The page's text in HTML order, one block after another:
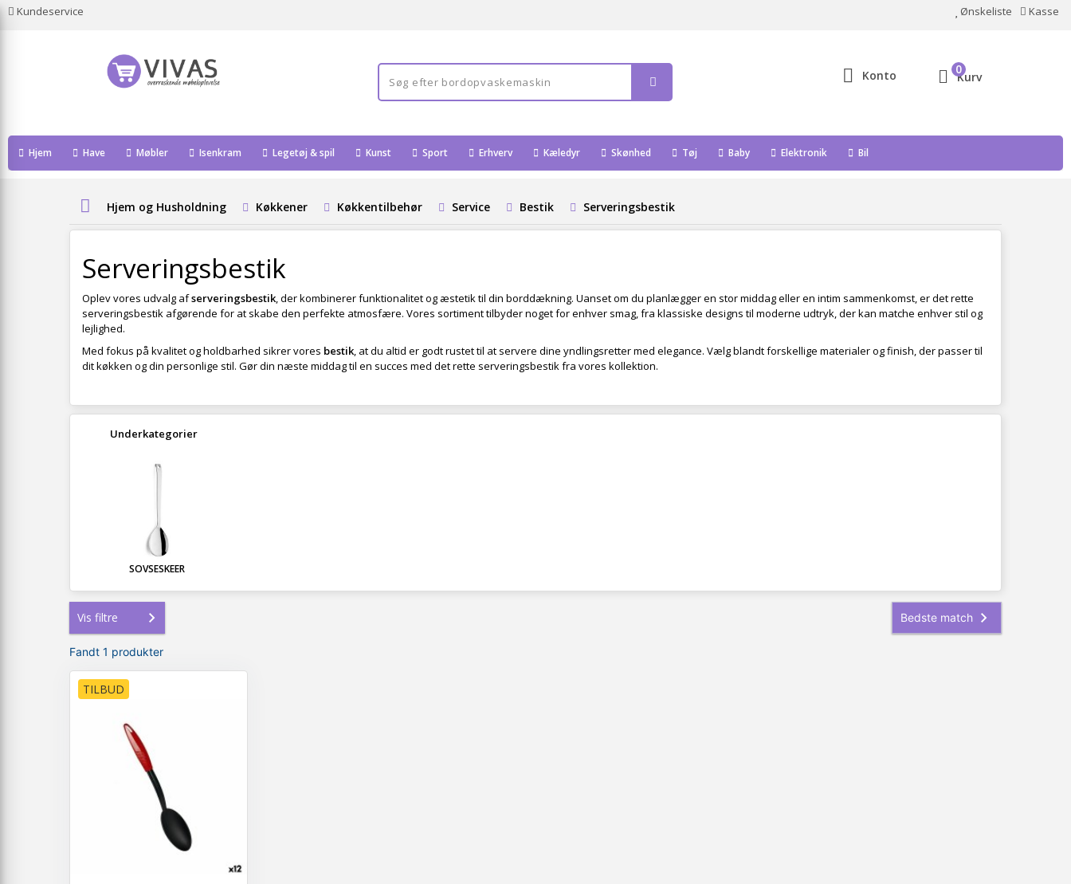
Kundeservice Ønskeliste Kasse
Konto Kurv
0
Hjem Have Møbler Isenkram Legetøj & spil Kunst Sport Erhverv Kæledyr Skønhed Tøj Baby Elektronik Bil
Hjem og Husholdning Køkkener Køkkentilbehør Service Bestik Serveringsbestik
Serveringsbestik
Oplev vores udvalg afserveringsbestik, der kombinerer funktionalitet og æstetik til din borddækning. Uanset om du planlægger en stor middag eller en intim sammenkomst, er det rette
serveringsbestik afgørende for at skabe den perfekte atmosfære. Vores sortiment tilbyder noget for enhver smag, fra klassiske designs til moderne udtryk, der kan matche enhver stil og
lejlighed.
Med fokus på kvalitet og holdbarhed sikrer vores bestik, at du altid er godt rustet til at servere dine yndlingsretter med elegance. Vælg blandt forskellige materialer og finish, der passer til
dit køkken og din personlige stil. Gør din næste middag til en succes med det rette serveringsbestik fra vores kollektion.
Underkategorier
SOVSESKEER
Vis filtre
Fandt 1 produkter
TILBUD